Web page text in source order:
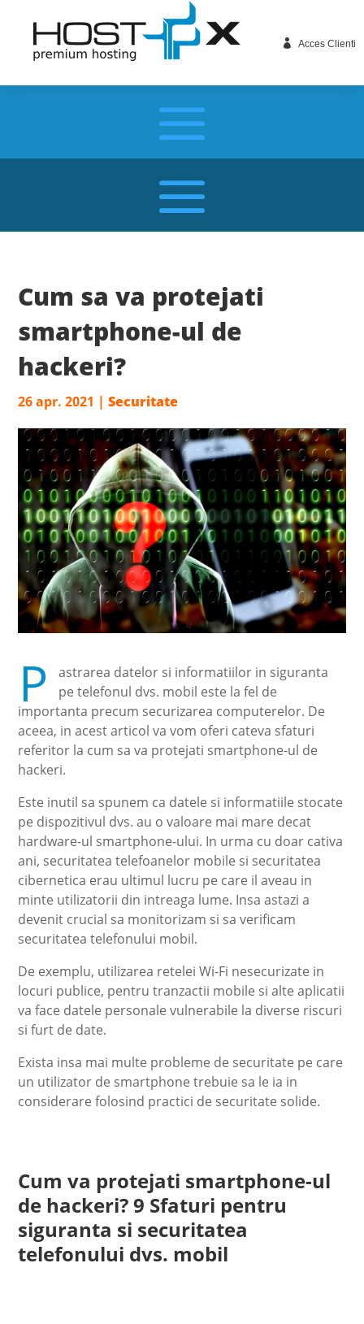
 Acces Clienti
Cum sa va protejati
smartphone-ul de
hackeri?
26 apr. 2021 |Securitate
P
astrarea datelor si informatiilor in siguranta
pe telefonul dvs. mobil este la fel de
importanta precum securizarea computerelor. De
aceea, in acest articol va vom oferi cateva sfaturi
referitor la cum sa va protejati smartphone-ul de
hackeri.
Este inutil sa spunem ca datele si informatiile stocate
pe dispozitivul dvs. au o valoare mai mare decat
hardware-ul smartphone-ului. In urma cu doar cativa
ani, securitatea telefoanelor mobile si securitatea
cibernetica erau ultimul lucru pe care il aveau in
minte utilizatorii din intreaga lume. Insa astazi a
devenit crucial sa monitorizam si sa verificam
securitatea telefonului mobil.
De exemplu, utilizarea retelei Wi-Fi nesecurizate in
locuri publice, pentru tranzactii mobile si alte aplicatii
va face datele personale vulnerabile la diverse riscuri
si furt de date.
Exista insa mai multe probleme de securitate pe care
un utilizator de smartphone trebuie sa le ia in
considerare folosind practici de securitate solide.
Cum va protejati smartphone-ul
de hackeri? 9 Sfaturi pentru
siguranta si securitatea
telefonului dvs. mobil